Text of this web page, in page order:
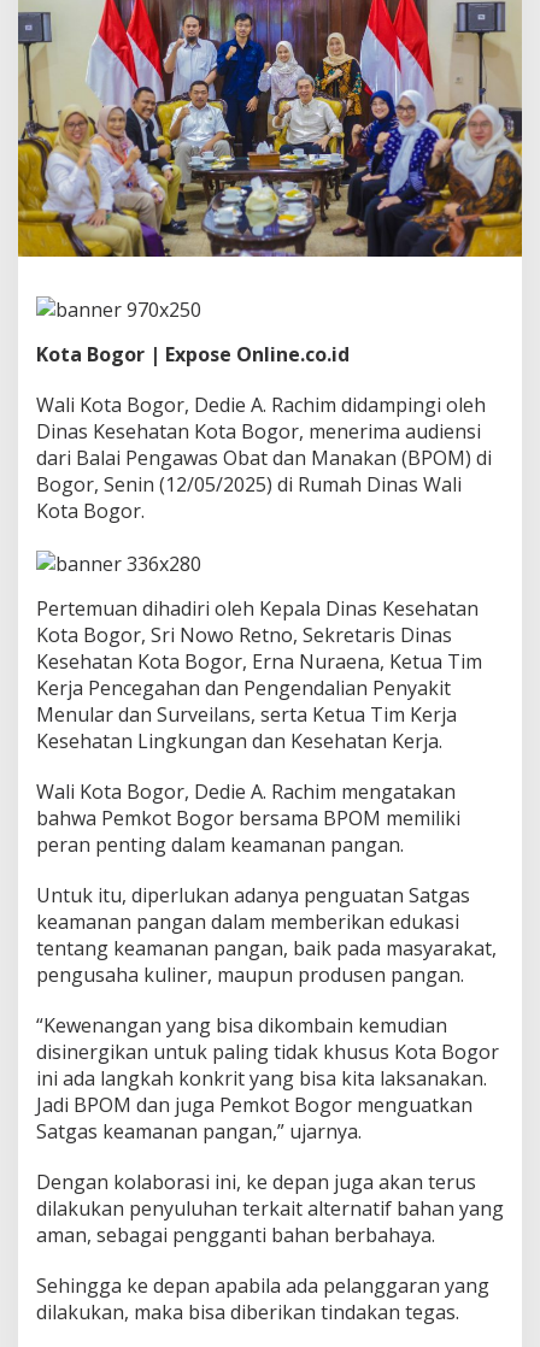
n
g
u
a
t
k
a
n
P
e
r
a
t
s
K
e
a
P
a
n
g
a
n
K
t
a
B
o
o
r
Kota Bogor | Expose Online.co.id
Wali Kota Bogor, Dedie A. Rachim didampingi oleh
Dinas Kesehatan Kota Bogor, menerima audiensi
dari Balai Pengawas Obat dan Manakan (BPOM) di
Bogor, Senin (12/05/2025) di Rumah Dinas Wali
Kota Bogor.
Pertemuan dihadiri oleh Kepala Dinas Kesehatan
Kota Bogor, Sri Nowo Retno, Sekretaris Dinas
Kesehatan Kota Bogor, Erna Nuraena, Ketua Tim
Kerja Pencegahan dan Pengendalian Penyakit
Menular dan Surveilans, serta Ketua Tim Kerja
Kesehatan Lingkungan dan Kesehatan Kerja.
Wali Kota Bogor, Dedie A. Rachim mengatakan
bahwa Pemkot Bogor bersama BPOM memiliki
peran penting dalam keamanan pangan.
Untuk itu, diperlukan adanya penguatan Satgas
keamanan pangan dalam memberikan edukasi
tentang keamanan pangan, baik pada masyarakat,
pengusaha kuliner, maupun produsen pangan.
“Kewenangan yang bisa dikombain kemudian
disinergikan untuk paling tidak khusus Kota Bogor
ini ada langkah konkrit yang bisa kita laksanakan.
Jadi BPOM dan juga Pemkot Bogor menguatkan
Satgas keamanan pangan,” ujarnya.
Dengan kolaborasi ini, ke depan juga akan terus
dilakukan penyuluhan terkait alternatif bahan yang
aman, sebagai pengganti bahan berbahaya.
Sehingga ke depan apabila ada pelanggaran yang
dilakukan, maka bisa diberikan tindakan tegas.